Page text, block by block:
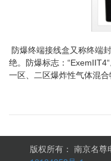
防爆终端接线盒又称终端
绝。防爆标志：
一区、二区爆炸性气体混合
版权所有： 南京名尊